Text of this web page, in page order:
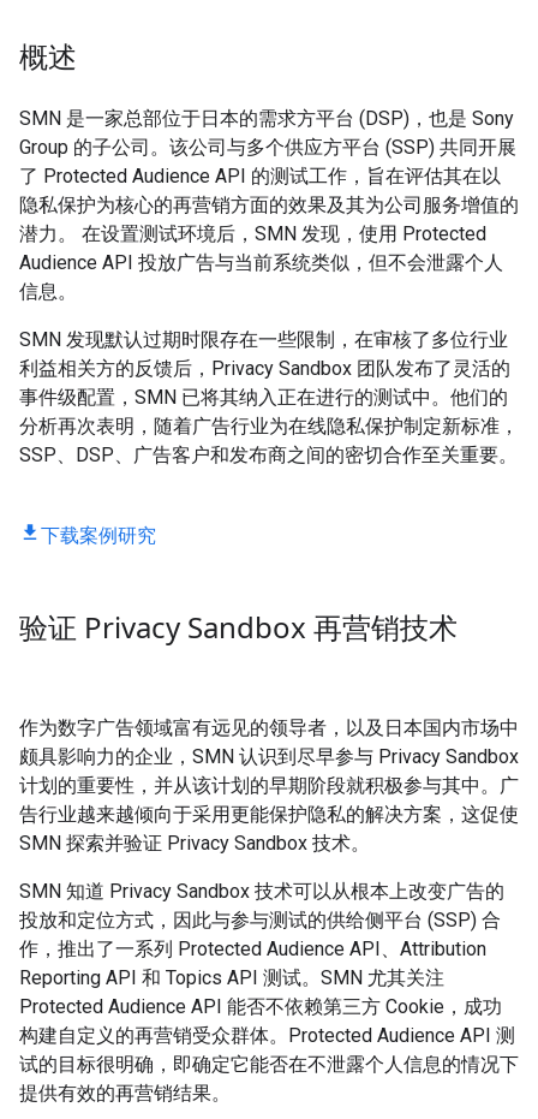
概述
SMN 是一家总部位于日本的需求方平台 (DSP)，也是 Sony
Group 的子公司。该公司与多个供应方平台 (SSP) 共同开展
了 Protected Audience API 的测试工作，旨在评估其在以
隐私保护为核心的再营销方面的效果及其为公司服务增值的
潜力。 在设置测试环境后，SMN 发现，使用 Protected
Audience API 投放广告与当前系统类似，但不会泄露个人
信息。
SMN 发现默认过期时限存在一些限制，在审核了多位行业
利益相关方的反馈后，Privacy Sandbox 团队发布了灵活的
事件级配置，SMN 已将其纳入正在进行的测试中。他们的
分析再次表明，随着广告行业为在线隐私保护制定新标准，
SSP、DSP、广告客户和发布商之间的密切合作至关重要。
下载案例研究
验证 Privacy Sandbox 再营销技术
作为数字广告领域富有远见的领导者，以及日本国内市场中
颇具影响力的企业，SMN 认识到尽早参与 Privacy Sandbox
计划的重要性，并从该计划的早期阶段就积极参与其中。广
告行业越来越倾向于采用更能保护隐私的解决方案，这促使
SMN 探索并验证 Privacy Sandbox 技术。
SMN 知道 Privacy Sandbox 技术可以从根本上改变广告的
投放和定位方式，因此与参与测试的供给侧平台 (SSP) 合
作，推出了一系列 Protected Audience API、Attribution
Reporting API 和 Topics API 测试。SMN 尤其关注
Protected Audience API 能否不依赖第三方 Cookie，成功
构建自定义的再营销受众群体。Protected Audience API 测
试的目标很明确，即确定它能否在不泄露个人信息的情况下
提供有效的再营销结果。